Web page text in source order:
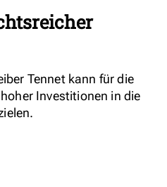
Tennet kann für die
Investitionen in die